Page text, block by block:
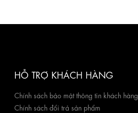
HỖ TRỢ KHÁCH HÀNG
Chính sách bảo mật thông tin khách hàng
Chính sách đổi trả sản phẩm